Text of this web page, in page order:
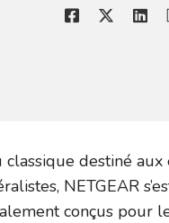
destiné
NETGEAR
conçus pour